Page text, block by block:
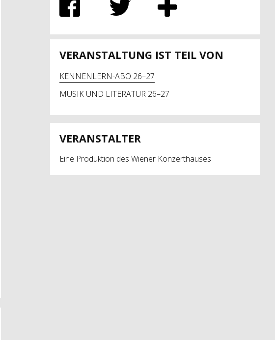
VERANSTALTUNG IST TEIL VON
KENNENLERN-ABO 26–27
MUSIK UND LITERATUR 26–27
VERANSTALTER
Eine Produktion des Wiener Konzerthauses